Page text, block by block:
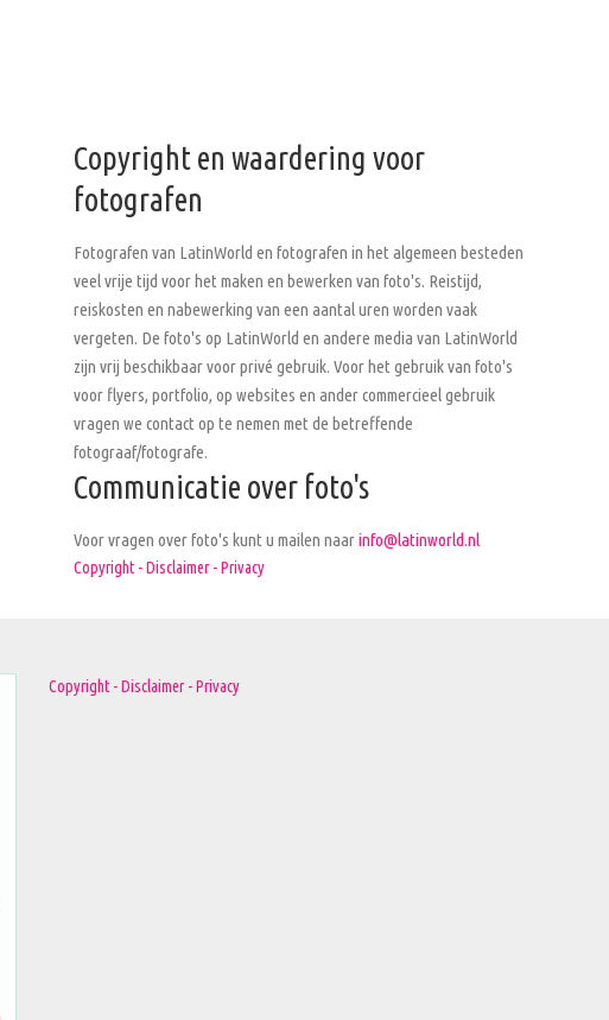
Copyright en waardering voor
fotografen
Fotografen van LatinWorld en fotografen in het algemeen besteden
veel vrije tijd voor het maken en bewerken van foto's. Reistijd,
reiskosten en nabewerking van een aantal uren worden vaak
vergeten. De foto's op LatinWorld en andere media van LatinWorld
zijn vrij beschikbaar voor privé gebruik. Voor het gebruik van foto's
voor flyers, portfolio, op websites en ander commercieel gebruik
vragen we contact op te nemen met de betreffende
fotograaf/fotografe.
Communicatie over foto's
Voor vragen over foto's kunt u mailen naarinfo@latinworld.nl
Copyright - Disclaimer - Privacy
Copyright - Disclaimer - Privacy